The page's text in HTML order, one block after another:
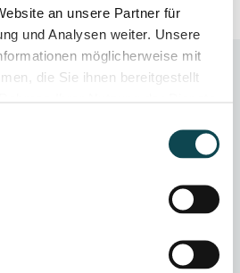
an unsere Partner für
und Analysen weiter. Unsere
möglicherweise mit
die Sie ihnen bereitgestellt